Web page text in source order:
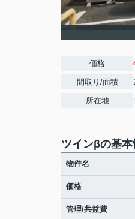
価格
間取り/面積
所在地
ツインβの基本
物件名
価格
管理/共益費